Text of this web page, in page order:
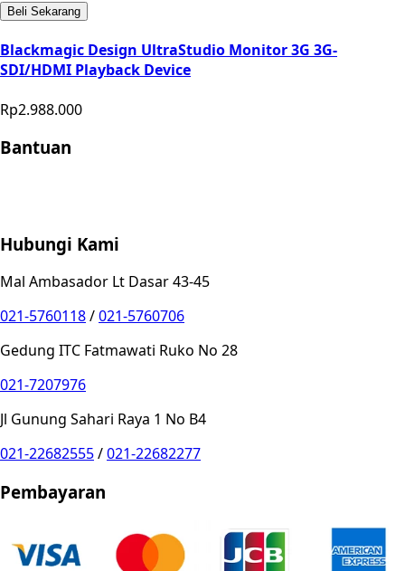
Beli Sekarang
Blackmagic Design UltraStudio Monitor 3G 3G-
SDI/HDMI Playback Device
Rp2.988.000
Bantuan
Hubungi Kami
Mal Ambasador Lt Dasar 43-45
021-5760118/021-5760706
Gedung ITC Fatmawati Ruko No 28
021-7207976
Jl Gunung Sahari Raya 1 No B4
021-22682555/021-22682277
Pembayaran